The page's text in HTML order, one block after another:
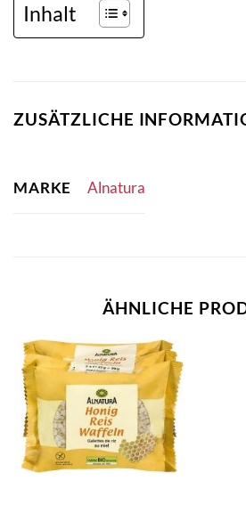
Inhalt
ZUSÄTZLICHE
MARKE Alnatura
ÄHNLICHE